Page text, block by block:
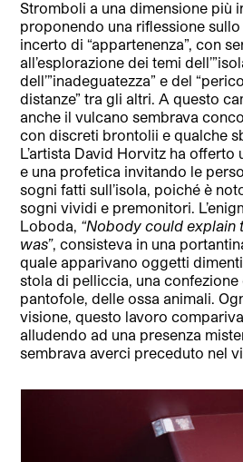
Stromboli a una dimensione più
proponendo una riflessione
incerto di “appartenenza”, con
all’esplorazione dei temi
dell’”inadeguatezza” e del
distanze” tra gli altri. A questo
anche il vulcano sembrava
con discreti brontolii e qualche
L’artista David Horvitz ha offerto
e una profetica invitando le
sogni fatti sull’isola, poiché è
sogni vividi e premonitori.
Loboda, “Nobody could explain
was”, consisteva in una
quale apparivano oggetti
stola di pelliccia, una
pantofole, delle ossa animali.
visione, questo lavoro
alludendo ad una presenza
sembrava averci preceduto nel